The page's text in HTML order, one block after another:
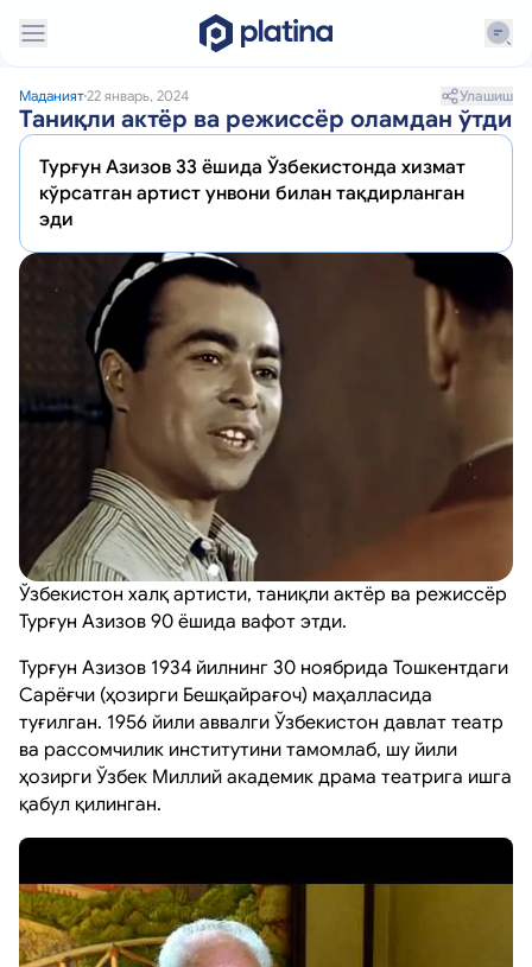
Маданият22 январь, 2024 Улашиш
Таниқли актёр ва режиссёр оламдан ўтди
Турғун Азизов 33 ёшида Ўзбекистонда хизмат
кўрсатган артист унвони билан тақдирланган
эди
Ўзбекистон халқ артисти, таниқли актёр ва режиссёр
Турғун Азизов 90 ёшида вафот этди.
Турғун Азизов 1934 йилнинг 30 ноябрида Тошкентдаги
Сарёғчи (ҳозирги Бешқайрағоч) маҳалласида
туғилган. 1956 йили аввалги Ўзбекистон давлат театр
ва рассомчилик институтини тамомлаб, шу йили
ҳозирги Ўзбек Миллий академик драма театрига ишга
қабул қилинган.